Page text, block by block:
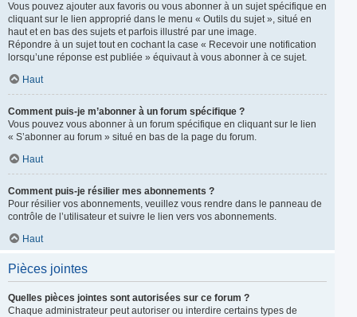
Vous pouvez ajouter aux favoris ou vous abonner à un sujet spécifique en
cliquant sur le lien approprié dans le menu « Outils du sujet », situé en
haut et en bas des sujets et parfois illustré par une image.
Répondre à un sujet tout en cochant la case « Recevoir une notification
lorsqu’une réponse est publiée » équivaut à vous abonner à ce sujet.
Haut
Comment puis-je m’abonner à un forum spécifique ?
Vous pouvez vous abonner à un forum spécifique en cliquant sur le lien
« S’abonner au forum » situé en bas de la page du forum.
Haut
Comment puis-je résilier mes abonnements ?
Pour résilier vos abonnements, veuillez vous rendre dans le panneau de
contrôle de l’utilisateur et suivre le lien vers vos abonnements.
Haut
Pièces jointes
Quelles pièces jointes sont autorisées sur ce forum ?
Chaque administrateur peut autoriser ou interdire certains types de